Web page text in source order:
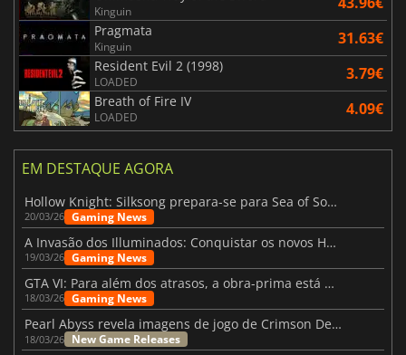
Kinguin
Pragmata
Kinguin 31.63€
Resident Evil 2 (1998)
LOADED 3.79€
Breath of Fire IV
LOADED 4.09€
EM DESTAQUE AGORA
Hollow Knight: Silksong prepara-se para Sea of Sorrow com um patch
20/03/26 Gaming News
A Invasão dos Illuminados: Conquistar os novos Helldivers 2 Atualização!
19/03/26 Gaming News
GTA VI: Para além dos atrasos, a obra-prima está quase a chegar
18/03/26 Gaming News
Pearl Abyss revela imagens de jogo de Crimson Desert para a PS5
18/03/26 New Game Releases